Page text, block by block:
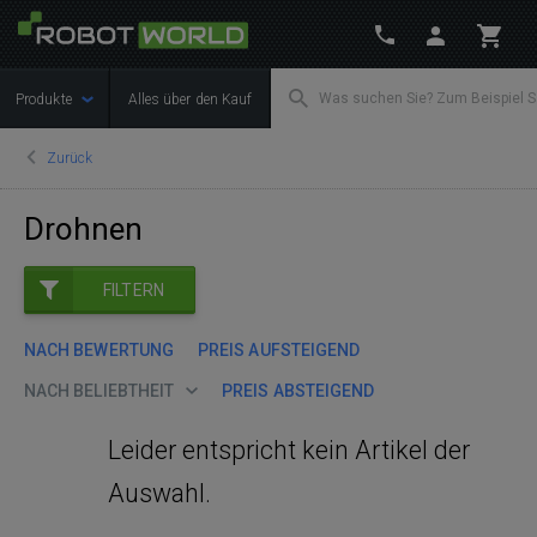
Produkte Alles über den Kauf
Zurück
Drohnen
FILTERN
NACH BEWERTUNG PREIS AUFSTEIGEND
NACH BELIEBTHEIT PREIS ABSTEIGEND
Leider entspricht kein Artikel der
Auswahl.